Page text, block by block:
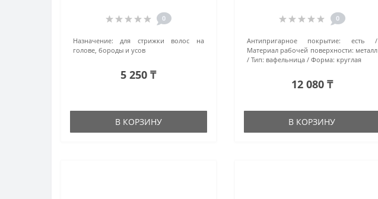
0
Назначение:
для стрижки волос на
голове, бороды и усов
5 250 ₸
В КОРЗИНУ
0
Антипригарное покрытие:
есть
Материал рабочей поверхности: металл
Тип: вафельница Форма: круглая
12 080 ₸
В КОРЗИНУ